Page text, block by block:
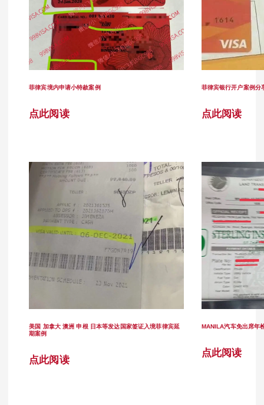
菲律宾境内申请小特赦案例
点此阅读
菲律宾银行开户案例分
点此阅读
美国 加拿大 澳洲 申根 日本等发达国家签证入境菲律宾延
期案例
点此阅读
MANILA汽车免出席年
点此阅读